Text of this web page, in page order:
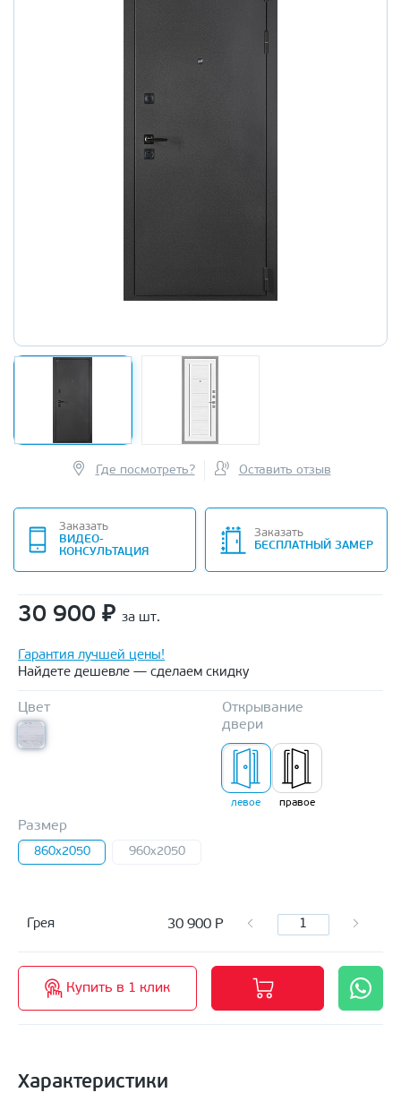
Где посмотреть? Оставить отзыв
Заказать
ВИДЕО-
КОНСУЛЬТАЦИЯ
Заказать
БЕСПЛАТНЫЙ ЗАМЕР
30 900 ₽ за шт.
Гарантия лучшей цены!
Найдете дешевле — сделаем скидку
Цвет
Открывание
двери
левое правое
Размер
860x2050 960x2050
Грея 30 900 Р
Купить в 1 клик
Характеристики